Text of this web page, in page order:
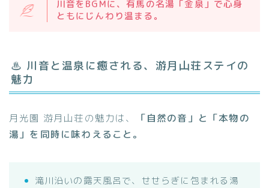
川音をBGMに、有馬の名湯「金泉」で心身
ともにじんわり温まる。
♨ 川音と温泉に癒される、游月山荘ステイの
魅力
月光園 游月山荘の魅力は、
「自然の音」と「本物の
湯」を同時に味わえること。
滝川沿いの露天風呂で、せせらぎに包まれる湯